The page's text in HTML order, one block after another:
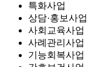
특화사업
상담·홍보사업
사회교육사업
사례관리사업
기능회복사업